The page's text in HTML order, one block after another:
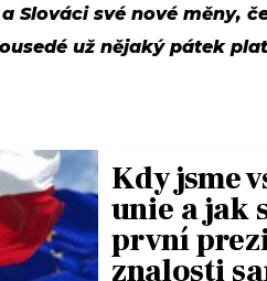
Slováci své nové měny,
už nějaký pátek
Kdy jsme
unie a jak
první
znalosti